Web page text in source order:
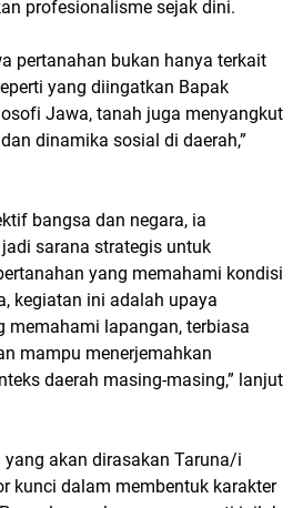
profesionalisme sejak dini.
pertanahan bukan hanya terkait
yang diingatkan Bapak
Jawa, tanah juga menyangkut
dinamika sosial di daerah,”
bangsa dan negara, ia
sarana strategis untuk
yang memahami kondisi
kegiatan ini adalah upaya
memahami lapangan, terbiasa
mampu menerjemahkan
daerah masing-masing,” lanjut
akan dirasakan Taruna/i
kunci dalam membentuk karakter